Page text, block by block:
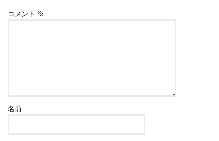
コメント ※
名前